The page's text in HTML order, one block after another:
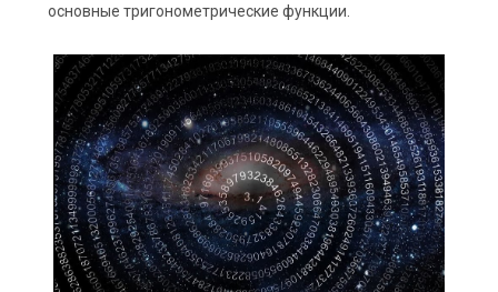
основные тригонометрические функции.